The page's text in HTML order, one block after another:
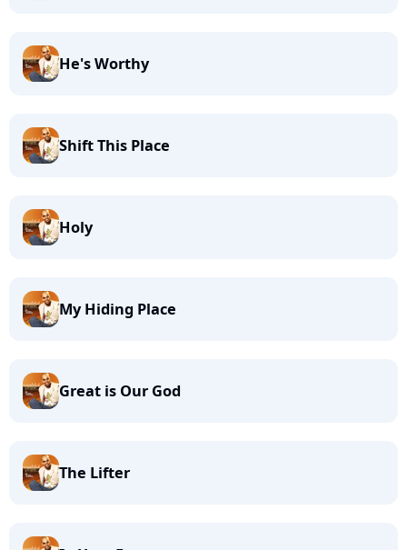
He's Worthy
Shift This Place
Holy
My Hiding Place
Great is Our God
The Lifter